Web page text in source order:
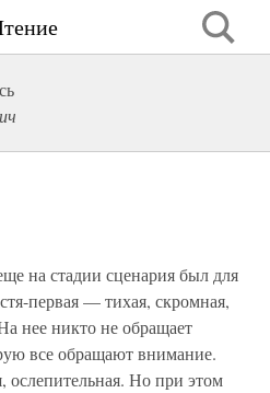
на стадии сценария был для
первая — тихая, скромная,
нее никто не обращает
все обращают внимание.
ослепительная. Но при этом